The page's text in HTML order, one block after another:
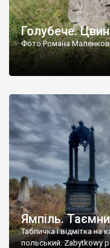
Голубече.
Фото Романа
Ямпіль.
Табличка і відмітка на
польський. Zabytkowy